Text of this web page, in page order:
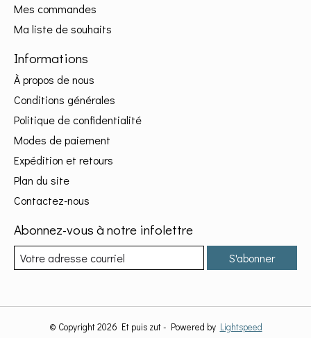
Mes commandes
Ma liste de souhaits
Informations
À propos de nous
Conditions générales
Politique de confidentialité
Modes de paiement
Expédition et retours
Plan du site
Contactez-nous
Abonnez-vous à notre infolettre
S'abonner
© Copyright 2026 Et puis zut - Powered by Lightspeed